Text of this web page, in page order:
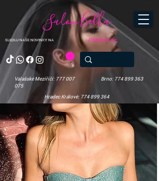
SLEDUJ NAŠE NOVINKY NA
Salon Bella
Valašské Meziříčí: 777 007
075
Brno: 774 899 363
Hradec Králové: 774 899 364
Přihlásit se